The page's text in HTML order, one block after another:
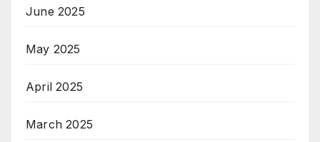
June 2025
May 2025
April 2025
March 2025